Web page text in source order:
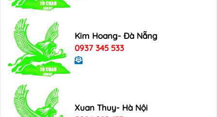
Kim Hoang- Đà Nẵng
0937 345 533
Xuan Thuy- Hà Nội